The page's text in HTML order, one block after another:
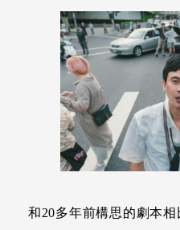
和20多年前構思的劇本